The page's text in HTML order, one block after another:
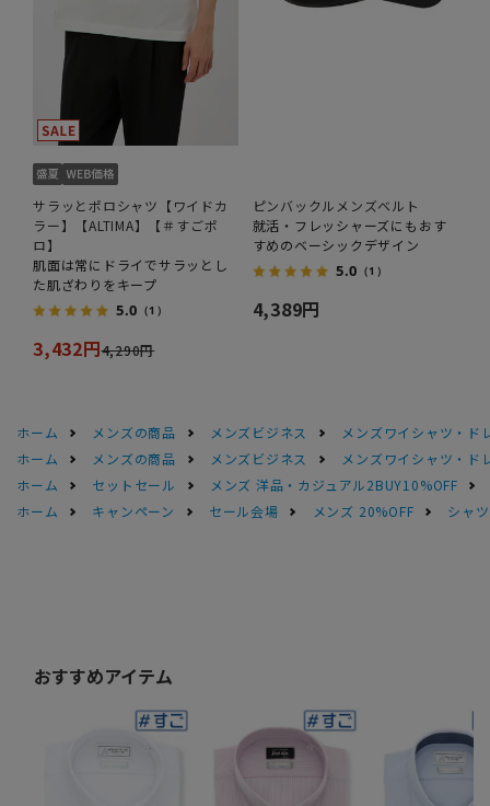
サラッとポロシャツ【ワイドカ
ラー】【ALTIMA】【＃すごポ
ロ】
肌面は常にドライでサラッとし
た肌ざわりをキープ
5.0 （1）
3,432円4,290円
ピンバックルメンズベルト
就活・フレッシャーズにもおす
すめのベーシックデザイン
5.0 （1）
4,389円
ホーム メンズの商品 メンズビジネス
メンズワイシャツ・ド
ホーム
メンズの商品 メンズビジネス
メンズワイシャツ・ド
ホーム
セットセール
メンズ 洋品・カジュアル2BUY10%OFF
ホーム
キャンペーン セール会場 メンズ 20%OFF シャ